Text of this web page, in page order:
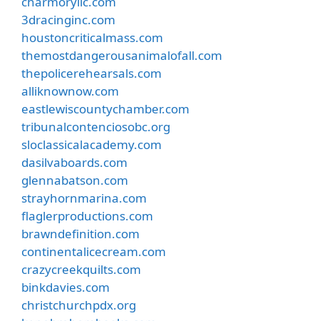
3dracinginc.com
houstoncriticalmass.com
themostdangerousanimalofall.com
thepolicerehearsals.com
alliknownow.com
eastlewiscountychamber.com
tribunalcontenciosobc.org
sloclassicalacademy.com
dasilvaboards.com
glennabatson.com
strayhornmarina.com
flaglerproductions.com
brawndefinition.com
continentalicecream.com
crazycreekquilts.com
binkdavies.com
christchurchpdx.org